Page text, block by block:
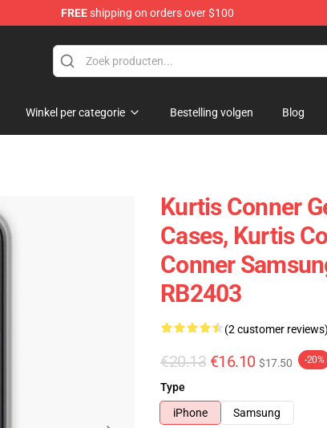
FREEshipping on orders over $100
Winkel per categorie Bestelling volgen Blog
Kurtis Conner
Cases, Kurtis
Conner
RB2403
(2 customer reviews)
€20.13 €16.10 $17.50 -20%
Type
iPhone
Samsung